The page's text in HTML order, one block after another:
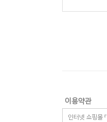
이용약관